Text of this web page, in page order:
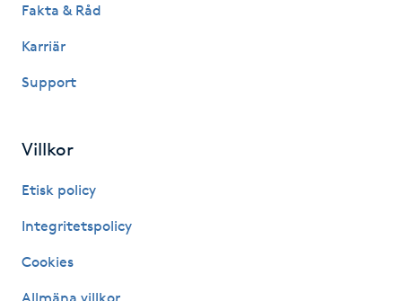
Manikyr & Pedikyr
Meditation
Medium
Fakta & Råd
Karriär
Support
Villkor
Etisk policy
Integritetspolicy
Cookies